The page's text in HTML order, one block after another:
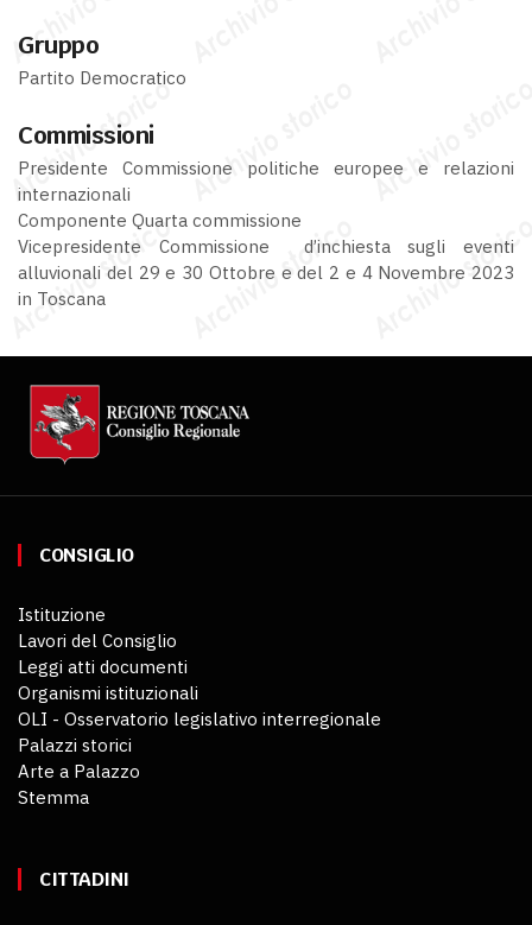
Gruppo
Partito Democratico
Commissioni
Presidente Commissione politiche europee e relazioni
internazionali
Componente Quarta commissione
Vicepresidente Commissione d’inchiesta sugli eventi
alluvionali del 29 e 30 Ottobre e del 2 e 4 Novembre 2023
in Toscana
CONSIGLIO
Istituzione
Lavori del Consiglio
Leggi atti documenti
Organismi istituzionali
OLI - Osservatorio legislativo interregionale
Palazzi storici
Arte a Palazzo
Stemma
CITTADINI